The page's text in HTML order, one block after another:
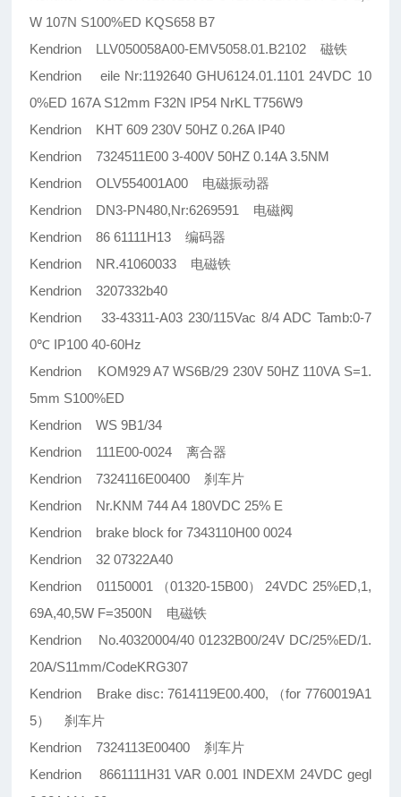
W 107N S100%ED KQS658 B7
Kendrion LLV050058A00-EMV5058.01.B2102 磁铁
Kendrion eile Nr:1192640 GHU6124.01.1101 24VDC 10
0%ED 167A S12mm F32N IP54 NrKL T756W9
Kendrion KHT 609 230V 50HZ 0.26A IP40
Kendrion 7324511E00 3-400V 50HZ 0.14A 3.5NM
Kendrion OLV554001A00 电磁振动器
Kendrion DN3-PN480,Nr:6269591 电磁阀
Kendrion 86 61111H13 编码器
Kendrion NR.41060033 电磁铁
Kendrion 3207332b40
Kendrion 33-43311-A03 230/115Vac 8/4 ADC Tamb:0-7
0℃ IP100 40-60Hz
Kendrion KOM929 A7 WS6B/29 230V 50HZ 110VA S=1.
5mm S100%ED
Kendrion WS 9B1/34
Kendrion 111E00-0024 离合器
Kendrion 7324116E00400 刹车片
Kendrion Nr.KNM 744 A4 180VDC 25% E
Kendrion brake block for 7343110H00 0024
Kendrion 32 07322A40
Kendrion 01150001 （01320-15B00） 24VDC 25%ED,1,
69A,40,5W F=3500N 电磁铁
Kendrion No.40320004/40 01232B00/24V DC/25%ED/1.
20A/S11mm/CodeKRG307
Kendrion Brake disc: 7614119E00.400, （for 7760019A1
5） 刹车片
Kendrion 7324113E00400 刹车片
Kendrion 8661111H31 VAR 0.001 INDEXM 24VDC gegl